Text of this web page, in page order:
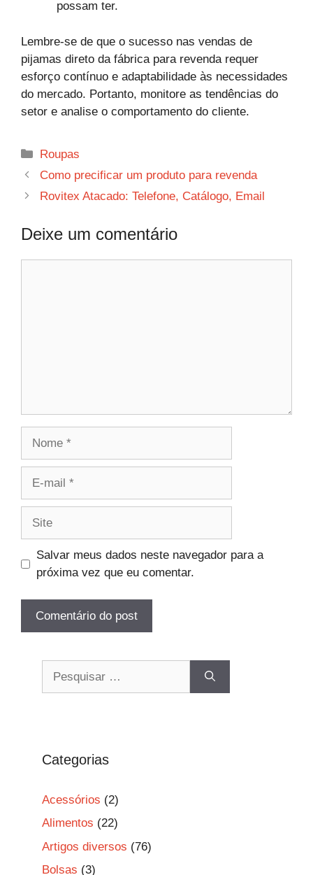
possam ter.
Lembre-se de que o sucesso nas vendas de
pijamas direto da fábrica para revenda requer
esforço contínuo e adaptabilidade às necessidades
do mercado. Portanto, monitore as tendências do
setor e analise o comportamento do cliente.
Categorias
Roupas
Como precificar um produto para revenda
Rovitex Atacado: Telefone, Catálogo, Email
Deixe um comentário
Salvar meus dados neste navegador para a
próxima vez que eu comentar.
Categorias
Acessórios (2)
Alimentos (22)
Artigos diversos (76)
Bolsas (3)